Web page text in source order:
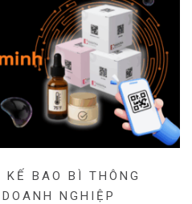
BAO BÌ THÔNG
NGHIỆP